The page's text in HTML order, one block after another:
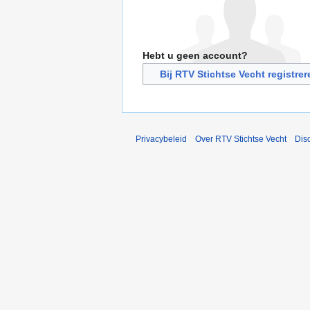
Hebt u geen account?
Bij RTV Stichtse Vecht
Privacybeleid Over RTV Stichtse Vecht